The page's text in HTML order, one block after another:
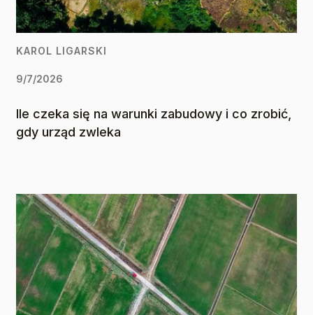
KAROL LIGARSKI
9/7/2026
Ile czeka się na warunki zabudowy i co zrobić,
gdy urząd zwleka